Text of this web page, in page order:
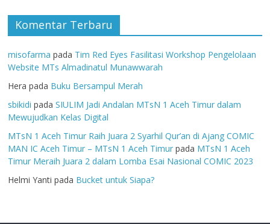
Komentar Terbaru
misofarma pada Tim Red Eyes Fasilitasi Workshop Pengelolaan
Website MTs Almadinatul Munawwarah
Hera pada Buku Bersampul Merah
sbikidi padaSIULIM Jadi Andalan MTsN 1 Aceh Timur dalam
Mewujudkan Kelas Digital
MTsN 1 Aceh Timur Raih Juara 2 Syarhil Qur’an di Ajang COMIC
MAN IC Aceh Timur – MTsN 1 Aceh Timur pada MTsN 1 Aceh
Timur Meraih Juara 2 dalam Lomba Esai Nasional COMIC 2023
Helmi Yanti pada Bucket untuk Siapa?